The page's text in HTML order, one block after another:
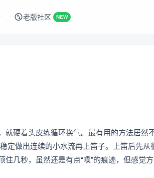
老版社区 NEW
硬着头皮练循环换气。最有用的方法居然
定做出连续的小水流再上笛子。上笛后先从
几秒，虽然还是有点“噗”的痕迹，但感觉